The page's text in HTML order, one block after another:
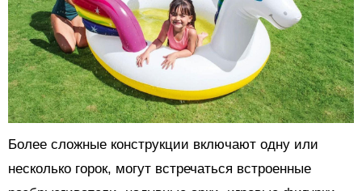
Более сложные конструкции включают одну или
несколько горок, могут встречаться встроенные